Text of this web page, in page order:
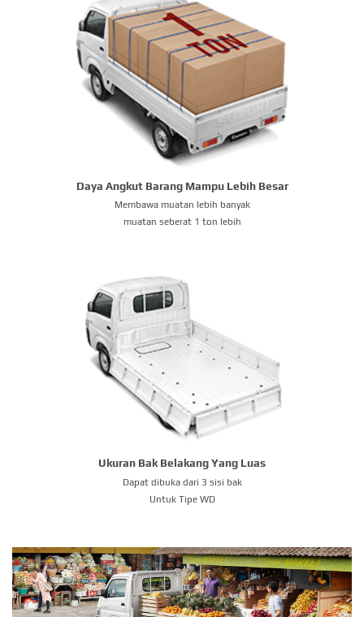
Daya Angkut Barang Mampu Lebih Besar
Membawa muatan lebih banyak
muatan seberat 1 ton lebih
Ukuran Bak Belakang Yang Luas
Dapat dibuka dari 3 sisi bak
Untuk Tipe WD